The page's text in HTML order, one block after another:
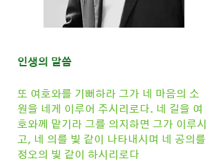
인생의 말씀
또 여호와를 기뻐하라 그가 네 마음의 소
원을 네게 이루어 주시리로다. 네 길을 여
호와께 맡기라 그를 의지하면 그가 이루시
고, 네 의를 빛 같이 나타내시며 네 공의를
정오의 빛 같이 하시리로다